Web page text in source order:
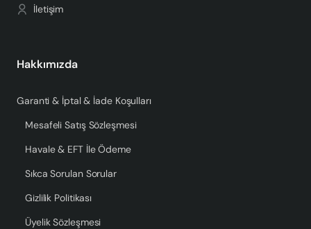
makrome avize, evinizde sıcak ve davetkar bir atmosfer
İletişim
Hakkımızda
Garanti & İptal & İade Koşulları
Mesafeli Satış Sözleşmesi
Havale & EFT İle Ödeme
Sıkca Sorulan Sorular
Gizlilik Politikası
Üyelik Sözleşmesi